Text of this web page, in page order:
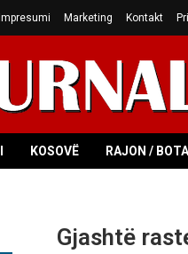
Impresumi Marketing Kontakt
KOSOVË RAJON / BOTA
Gjashtë